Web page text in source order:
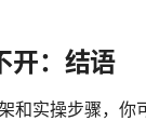
开：结语
和实操步骤，你